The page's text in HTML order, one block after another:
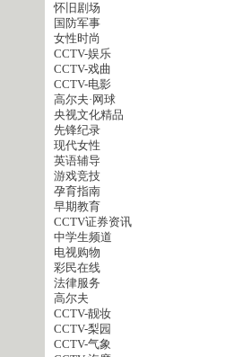
怀旧剧场
国防军事
女性时尚
CCTV-娱乐
CCTV-戏曲
CCTV-电影
高尔夫·网球
央视文化精品
先锋纪录
现代女性
英语辅导
游戏竞技
孕育指南
早期教育
CCTV证券资讯
中学生频道
电视购物
彩民在线
法律服务
高尔夫
CCTV-靓妆
CCTV-梨园
CCTV-气象